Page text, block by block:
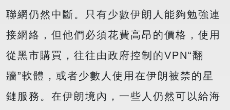
聯網仍然中斷。只有少數伊朗人能夠勉強連
接網絡，但他們必須花費高昂的價格，使用
從黑市購買，往往由政府控制的VPN“翻
牆”軟體，或者少數人使用在伊朗被禁的星
鏈服務。在伊朗境內，一些人仍然可以給海